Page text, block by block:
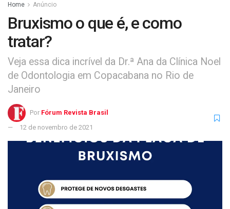
Home Anúncio
Bruxismo o que é, e como
tratar?
Veja essa dica incrível da Dr.ª Ana da Clínica Noel
de Odontologia em Copacabana no Rio de
Janeiro
Por Fórum Revista Brasil
12 de novembro de 2021